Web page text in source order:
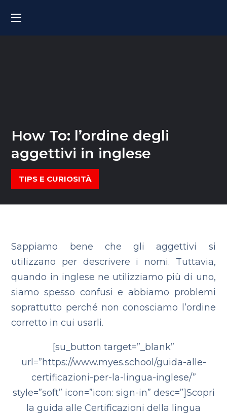
How To: l’ordine degli
aggettivi in inglese
TIPS E CURIOSITÀ
Sappiamo bene che gli aggettivi si
utilizzano per descrivere i nomi. Tuttavia,
quando in inglese ne utilizziamo più di uno,
siamo spesso confusi e abbiamo problemi
soprattutto perché non conosciamo l’ordine
corretto in cui usarli.
[su_button target=”_blank”
url=”https://www.myes.school/guida-alle-
certificazioni-per-la-lingua-inglese/”
style=”soft” icon=”icon: sign-in” desc=”]Scopri
la guida alle Certificazioni della lingua